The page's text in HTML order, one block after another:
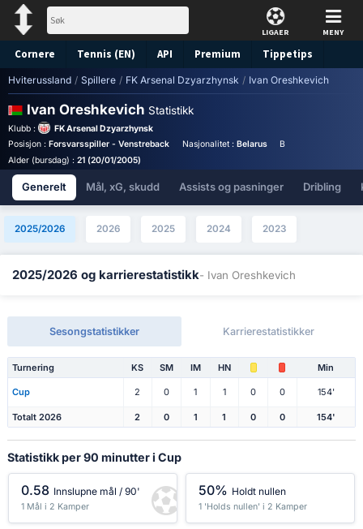
LIGAER MENY
Cornere Tennis (EN) API Premium Tippetips
Hviterussland / Spillere / FK Arsenal Dzyarzhynsk / Ivan Oreshkevich
Ivan Oreshkevich Statistikk
Klubb :
FK Arsenal Dzyarzhynsk
Posisjon : Forsvarsspiller - Venstreback Nasjonalitet : Belarus Birthplace :
Alder (bursdag) : 21 (20/01/2005)
Generelt Mål, xG, skudd Assists og pasninger Dribling
2025/2026 2026 2025 2024 2023
2025/2026 og karrierestatistikk- Ivan Oreshkevich
Sesongstatistikker Karrierestatistikker
Turnering KS SM IM HN Min
Cup 2 0 1 1 0 0 154'
Totalt 2026 2 0 1 1 0 0 154'
Statistikk per 90 minutter i Cup
0.58 Innslupne mål / 90'
1 Mål i 2 Kamper
50% Holdt nullen
1 'Holds nullen' i 2 Kamper